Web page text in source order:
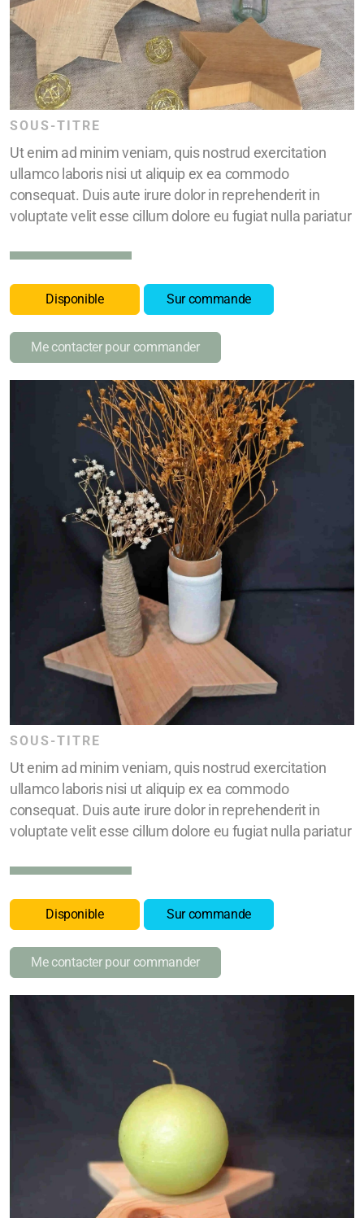
SOUS-TITRE
Ut enim ad minim veniam, quis nostrud exercitation
ullamco laboris nisi ut aliquip ex ea commodo
consequat. Duis aute irure dolor in reprehenderit in
voluptate velit esse cillum dolore eu fugiat nulla pariatur
Disponible Sur commande
Me contacter pour commander
SOUS-TITRE
Ut enim ad minim veniam, quis nostrud exercitation
ullamco laboris nisi ut aliquip ex ea commodo
consequat. Duis aute irure dolor in reprehenderit in
voluptate velit esse cillum dolore eu fugiat nulla pariatur
Disponible Sur commande
Me contacter pour commander